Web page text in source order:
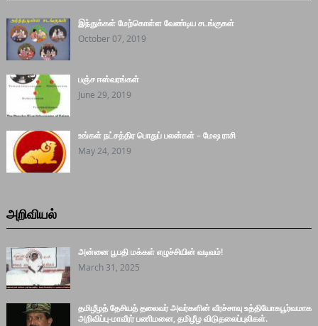
இந்துக்கள் மேற்கொள்ள வேண்டிய சடங்குகள்
October 07, 2019
பஞ்ச ஈஸ்வரங்கள்
June 29, 2019
உங்கள் நட்சத்திர பொதுப் பலன்கள் – மேஷ ராசி
May 24, 2019
அறிவியல்
அன்னை பூபதி மக்கள் எழுச்சியின் வடிவம்!
March 31, 2025
தமிழீழத் தேசியத் தலைவர் அவர்களின் வீரச்சாவு உத்தியோகபூர்வமாக
அறிவிப்பு-மாவீரர் பணிமனை, தமிழீழ விடுதலைப்புலிகள்.